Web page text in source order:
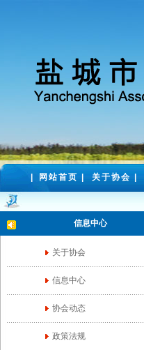
网站首页 关于协会
信息中心
关于协会
信息中心
协会动态
政策法规